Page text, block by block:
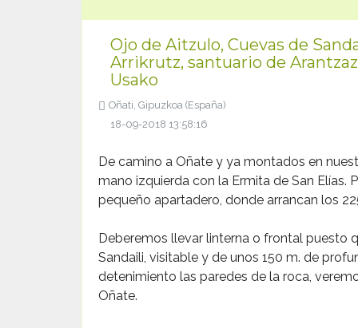
Ojo de Aitzulo, Cuevas de
Arrikrutz, santuario de
Usako
Oñati, Gipuzkoa (España)
18-09-2018 13:58:16
De camino a Oñate y ya montados en
mano izquierda con la Ermita de San Elías.
pequeño apartadero, donde arrancan los
Deberemos llevar linterna o frontal puesto
Sandaili, visitable y de unos 150 m. de
detenimiento las paredes de la roca,
Oñate.